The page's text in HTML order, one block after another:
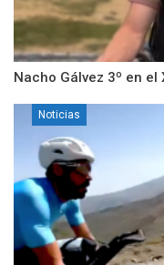
Nacho Gálvez 3º en el
Noticias